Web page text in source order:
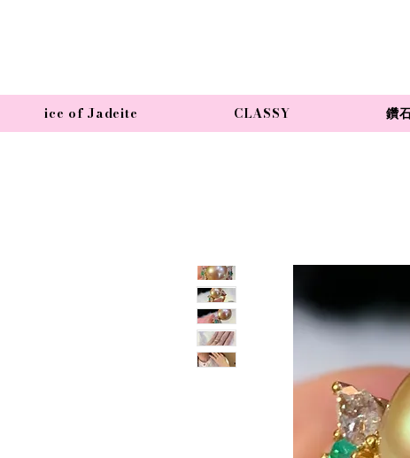
ice of Jadeite CLASSY 鑽